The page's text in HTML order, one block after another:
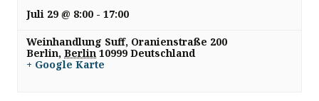
Juli 29 @ 8:00 -17:00
Weinhandlung Suff, Oranienstraße 200
Berlin, Berlin 10999 Deutschland
+ Google Karte